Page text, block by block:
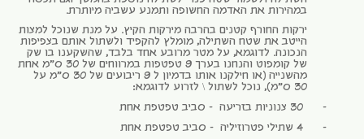
במהירות את האדמה החשופה ותמנע עשביה מיותרת.
ירקות החורף קטנים בהרבה מירקות הקיץ. על מנת שנוכל למצות
הייטב את שטח השתילה, מומלץ להקפיד ולשתול אותם בצפיפות
הנכונה. לדוגמא, על מטר מרובע אחד בלבד, שהשקענו בו שק
של קומפוט והנחנו בערך 9 טפטפות במרווחים של 30 ס"מ אחת
מהשנייה (או חילקנו אותו בדמיון ל 9 ריבועים של 30 ס"מ על
30 ס"מ), נוכל לשתול \ לזרוע לדוגמא:
– 30 צנוניות בזריעה – סביב טפטפת אחת
– 4 שתילי פטרוזיליה – סביב טפטפת אחת